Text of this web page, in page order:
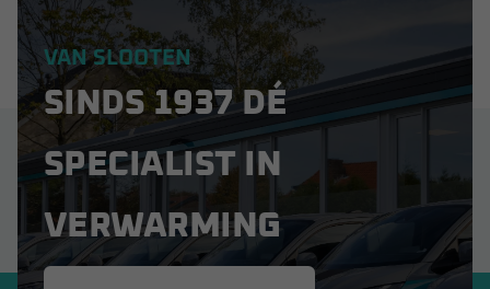
VAN SLOOTEN
SINDS 1937 DÉ
SPECIALIST IN
VERWARMING